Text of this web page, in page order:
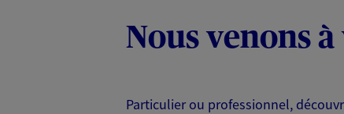
Nous venons
Particulier ou professionnel,